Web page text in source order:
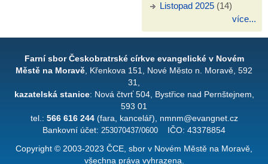
Listopad 2025(14)
více...
Farní sbor Českobratrské církve evangelické v Novém
Městě na Moravě , Křenkova 151, Nové Město n. Moravě, 592
31,
kazatelská stanice: Nová čtvrť 504, Bystřice nad Pernštejnem,
593 01
tel.: 566 616 244(fara, kancelář), nmnm@evangnet.cz
Bankovní účet: 253070437/0600 IČO: 43378854
Copyright © 2003-2023 ČCE, sbor v Novém Městě na Moravě,
všechna práva vyhrazena.